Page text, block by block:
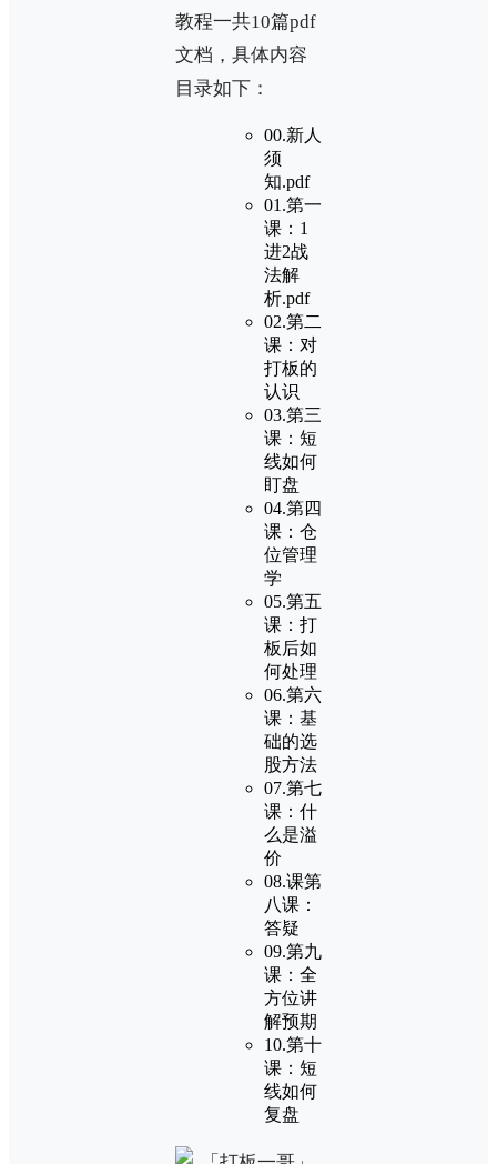
教程一共10篇pdf
文档，具体内容
目录如下：
00.新人
须
知.pdf
01.第一
课：1
进2战
法解
析.pdf
02.第二
课：对
打板的
认识
03.第三
课：短
线如何
盯盘
04.第四
课：仓
位管理
学
05.第五
课：打
板后如
何处理
06.第六
课：基
础的选
股方法
07.第七
课：什
么是溢
价
08.课第
八课：
答疑
09.第九
课：全
方位讲
解预期
10.第十
课：短
线如何
复盘